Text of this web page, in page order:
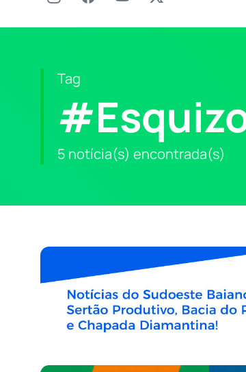
Tag
5 notícia(s) encontrada(s)